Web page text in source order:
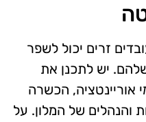
זרים יכול לשפר
יש לתכנן את
אוריינטציה, הכשרה
והנהלים של המלון. על